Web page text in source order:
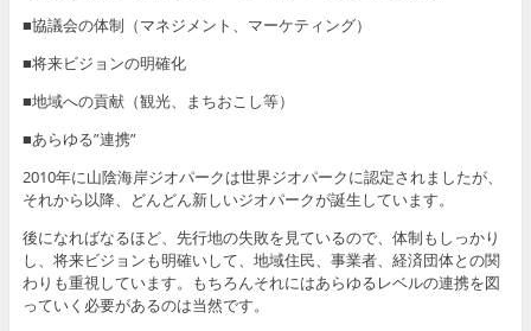
■協議会の体制（マネジメント、マーケティング）
■将来ビジョンの明確化
■地域への貢献（観光、まちおこし等）
■あらゆる”連携”
2010年に山陰海岸ジオパークは世界ジオパークに認定されましたが、
それから以降、どんどん新しいジオパークが誕生しています。
後になればなるほど、先行地の失敗を見ているので、体制もしっかり
し、将来ビジョンも明確いして、地域住民、事業者、経済団体との関
わりも重視しています。もちろんそれにはあらゆるレベルの連携を図
っていく必要があるのは当然です。